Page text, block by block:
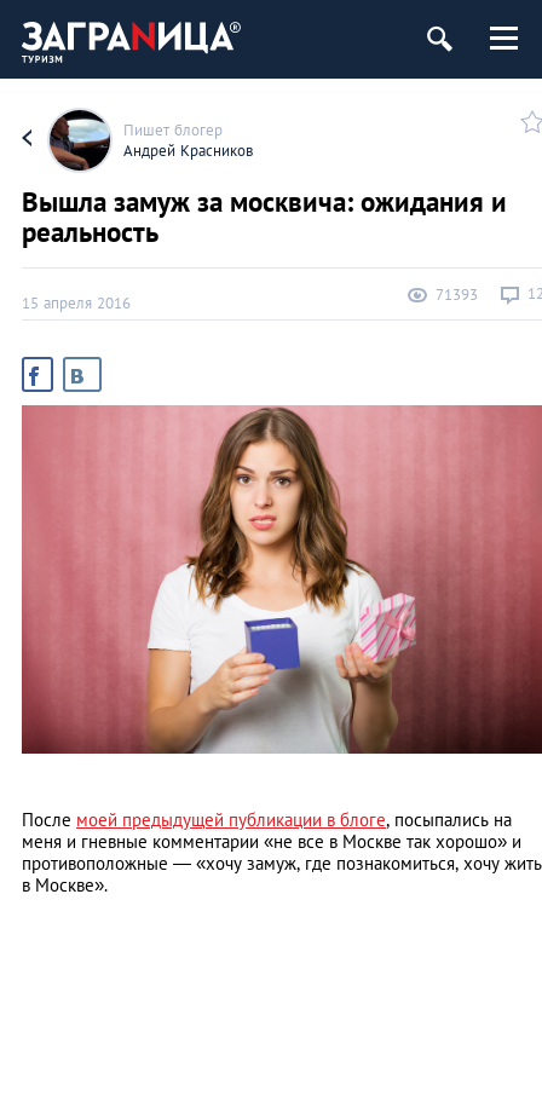
Пишет блогер
Андрей Красников
Вышла замуж за москвича: ожидания и
реальность
15 апреля 2016 71393
После моей предыдущей публикации в блоге, посыпались на
меня и гневные комментарии «не все в Москве так хорошо» и
противоположные — «хочу замуж, где познакомиться, хочу жить
в Москве».